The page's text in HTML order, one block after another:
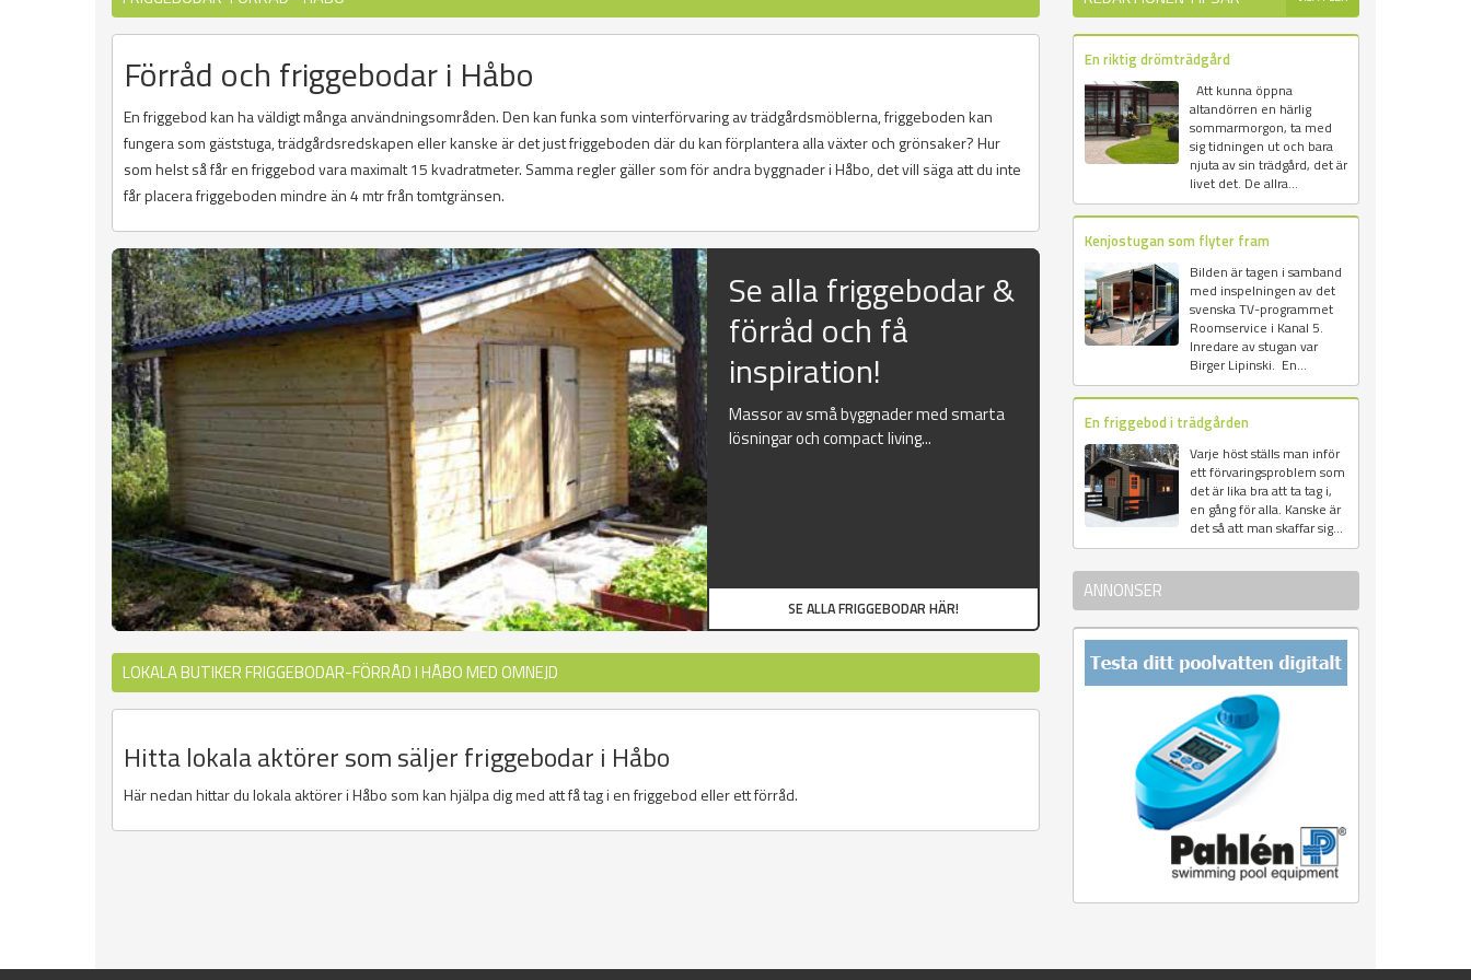
Förråd och friggebodar i Håbo
En friggebod kan ha väldigt många användningsområden. Den kan funka som vinterförvaring av trädgårdsmöblerna, friggeboden kan
fungera som gäststuga, trädgårdsredskapen eller kanske är det just friggeboden där du kan förplantera alla växter och grönsaker? Hur
som helst så får en friggebod vara maximalt 15 kvadratmeter. Samma regler gäller som för andra byggnader i Håbo, det vill säga att du inte
får placera friggeboden mindre än 4 mtr från tomtgränsen.
Se alla friggebodar &
förråd och få
inspiration!
Massor av små byggnader med smarta
lösningar och compact living...
SE ALLA FRIGGEBODAR HÄR!
LOKALA BUTIKER FRIGGEBODAR-FÖRRÅD I HÅBO MED OMNEJD
Hitta lokala aktörer som säljer friggebodar i Håbo
Här nedan hittar du lokala aktörer i Håbo som kan hjälpa dig med att få tag i en friggebod eller ett förråd.
En riktig drömträdgård
Att kunna öppna
altandörren en härlig
sommarmorgon, ta med
sig tidningen ut och bara
njuta av sin trädgård, det är
livet det. De allra...
Kenjostugan som flyter fram
Bilden är tagen i samband
med inspelningen av det
svenska TV-programmet
Roomservice i Kanal 5.
Inredare av stugan var
Birger Lipinski. En...
En friggebod i trädgården
Varje höst ställs man inför
ett förvaringsproblem som
det är lika bra att ta tag i,
en gång för alla. Kanske är
det så att man skaffar sig...
ANNONSER